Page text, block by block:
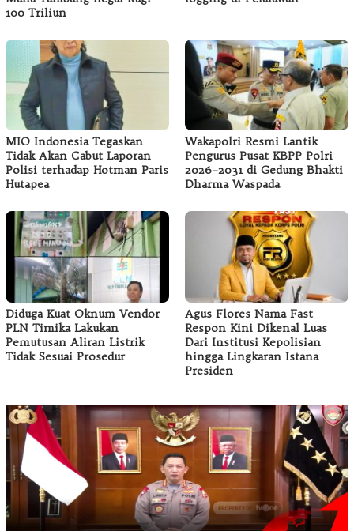
100 Triliun
MIO Indonesia Tegaskan
Tidak Akan Cabut Laporan
Polisi terhadap Hotman Paris
Hutapea
Wakapolri Resmi Lantik
Pengurus Pusat KBPP Polri
2026–2031 di Gedung Bhakti
Dharma Waspada
Diduga Kuat Oknum Vendor
PLN Timika Lakukan
Pemutusan Aliran Listrik
Tidak Sesuai Prosedur
Agus Flores Nama Fast
Respon Kini Dikenal Luas
Dari Institusi Kepolisian
hingga Lingkaran Istana
Presiden